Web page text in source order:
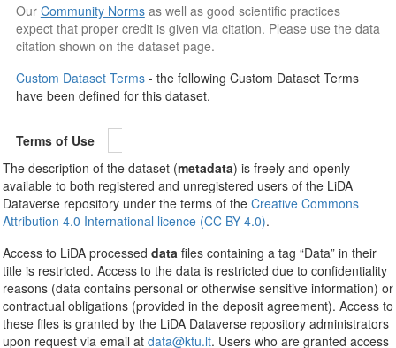
Our Community Normsas well as good scientific practices
expect that proper credit is given via citation. Please use the data
citation shown on the dataset page.
Custom Dataset Terms - the following Custom Dataset Terms
have been defined for this dataset.
Terms of Use
The description of the dataset (metadata) is freely and openly
available to both registered and unregistered users of the LiDA
Dataverse repository under the terms of the Creative Commons
Attribution 4.0 International licence (CC BY 4.0).
Access to LiDA processed data files containing a tag “Data” in their
title is restricted. Access to the data is restricted due to confidentiality
reasons (data contains personal or otherwise sensitive information) or
contractual obligations (provided in the deposit agreement). Access to
these files is granted by the LiDA Dataverse repository administrators
upon request via email at data@ktu.lt. Users who are granted access